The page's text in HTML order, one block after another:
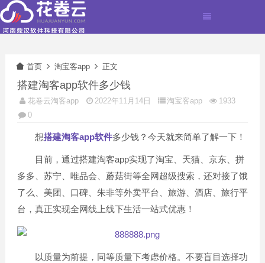
首页 淘宝客app 正文
搭建淘客app软件多少钱
花卷云淘客app 2022年11月14日 淘宝客app
1933
0
想搭建淘客app软件多少钱？今天就来简单了解一下！
目前，通过搭建淘客app实现了淘宝、天猫、京东、拼
多多、苏宁、唯品会、蘑菇街等全网超级搜索，还对接了饿
了么、美团、口碑、朱非等外卖平台、旅游、酒店、旅行平
台，真正实现全网线上线下生活一站式优惠！
以质量为前提，同等质量下考虑价格。不要盲目选择功